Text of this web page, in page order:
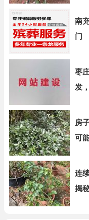
南
门
枣
发
房
可
连
揭